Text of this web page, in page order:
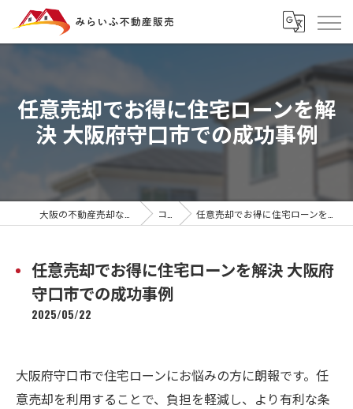
任意売却でお得に住宅ローンを解
決 大阪府守口市での成功事例
コラム 任意売却でお得に住宅ローンを解決 大阪府守口市での成功事例
任意売却でお得に住宅ローンを解決 大阪府
守口市での成功事例
2025/05/22
大阪府守口市で住宅ローンにお悩みの方に朗報です。任
意売却を利用することで、負担を軽減し、より有利な条